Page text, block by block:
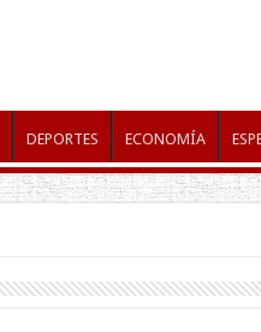
DEPORTES ECONOMÍA